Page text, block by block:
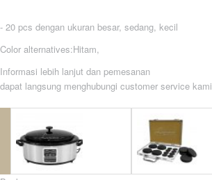
- 20 pcs dengan ukuran besar, sedang, kecil
Color alternatives:Hitam,
Informasi lebih lanjut dan pemesanan
dapat langsung menghubungi customer service kami